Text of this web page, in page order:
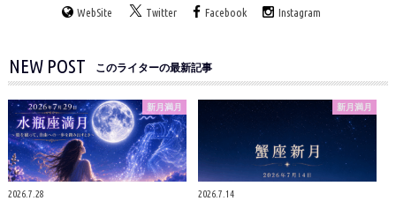
WebSite Twitter Facebook Instagram
NEW POST このライターの最新記事
新月満月
2026.7.28
新月満月
2026.7.14